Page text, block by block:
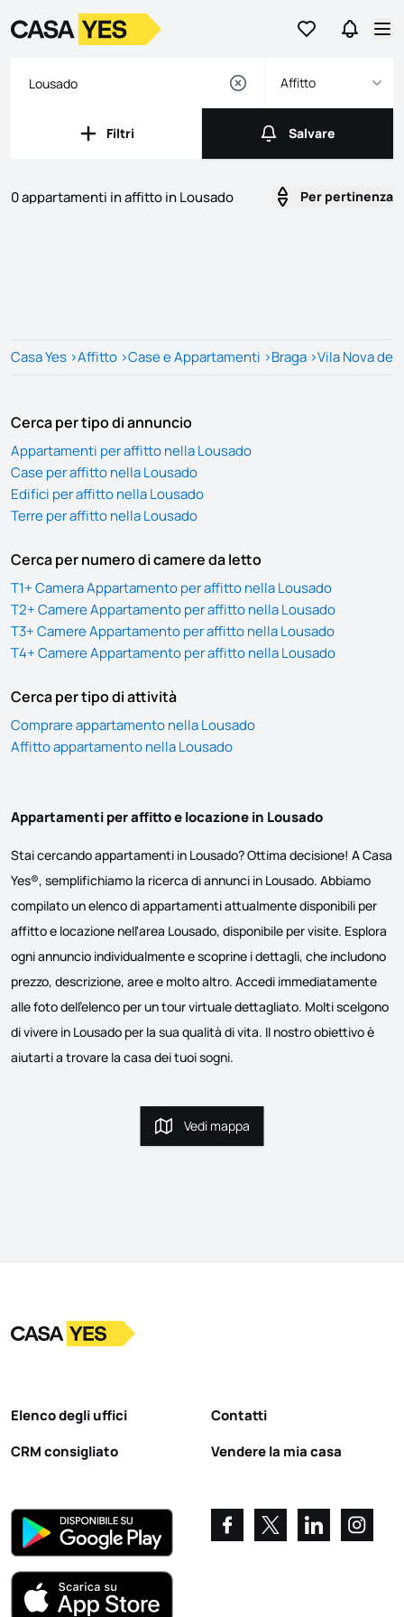
Vai ai preferiti
Vai a
LogoVai alla homepage
Affitto
Filtri
Filtri Salvare
Salvare
0 appartamenti in affitto in Lousado Per pertinenza
Casa Yes >Affitto >Case e Appartamenti >Braga >Vila Nova de
Cerca per tipo di annuncio
Appartamenti per affitto nella Lousado
Case per affitto nella Lousado
Edifici per affitto nella Lousado
Terre per affitto nella Lousado
Cerca per numero di camere da letto
T1+ Camera Appartamento per affitto nella Lousado
T2+ Camere Appartamento per affitto nella Lousado
T3+ Camere Appartamento per affitto nella Lousado
T4+ Camere Appartamento per affitto nella Lousado
Cerca per tipo di attività
Comprare appartamento nella Lousado
Affitto appartamento nella Lousado
Appartamenti per affitto e locazione in Lousado
Stai cercando appartamenti in Lousado? Ottima decisione! A Casa
Yes®, semplifichiamo la ricerca di annunci in Lousado. Abbiamo
compilato un elenco di appartamenti attualmente disponibili per
affitto e locazione nell'area Lousado, disponibile per visite. Esplora
ogni annuncio individualmente e scoprine i dettagli, che includono
prezzo, descrizione, aree e molto altro. Accedi immediatamente
alle foto dell'elenco per un tour virtuale dettagliato. Molti scelgono
di vivere in Lousado per la sua qualità di vita. Il nostro obiettivo è
aiutarti a trovare la casa dei tuoi sogni.
Vedi mappa
Vedi mappa
LogoVai alla homepage
Elenco degli uffici
CRM consigliato
Contatti
Vendere la mia casa